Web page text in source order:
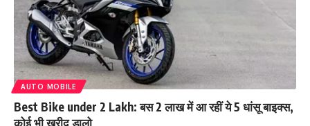
AUTO MOBILE
Best Bike under 2 Lakh: बस 2 लाख में आ रहीं ये 5 धांसू बाइक्स,
कोई भी खरीद डालो